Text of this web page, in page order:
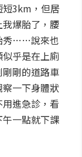
短3km，但居
爆胎了，腰
秀……說來也
乎是在上廁
剛的道路車
一下身體狀
進急診，看
一點就下課